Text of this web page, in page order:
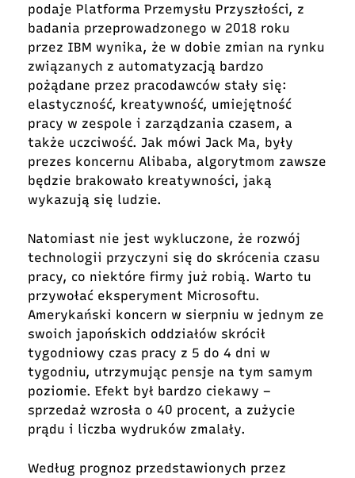
podaje Platforma Przemysłu Przyszłości, z
badania przeprowadzonego w 2018 roku
przez IBM wynika, że w dobie zmian na rynku
związanych z automatyzacją bardzo
pożądane przez pracodawców stały się:
elastyczność, kreatywność, umiejętność
pracy w zespole i zarządzania czasem, a
także uczciwość. Jak mówi Jack Ma, były
prezes koncernu Alibaba, algorytmom zawsze
będzie brakowało kreatywności, jaką
wykazują się ludzie.
Natomiast nie jest wykluczone, że rozwój
technologii przyczyni się do skrócenia czasu
pracy, co niektóre firmy już robią. Warto tu
przywołać eksperyment Microsoftu.
Amerykański koncern w sierpniu w jednym ze
swoich japońskich oddziałów skrócił
tygodniowy czas pracy z 5 do 4 dni w
tygodniu, utrzymując pensje na tym samym
poziomie. Efekt był bardzo ciekawy –
sprzedaż wzrosła o 40 procent, a zużycie
prądu i liczba wydruków zmalały.
Według prognoz przedstawionych przez